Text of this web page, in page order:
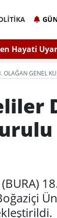
Hayati
Ölüm
OLAĞAN GENEL